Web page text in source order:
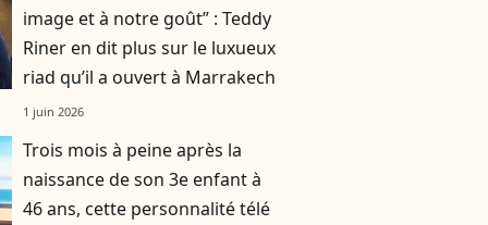
image et à notre goût” : Teddy
Riner en dit plus sur le luxueux
riad qu’il a ouvert à Marrakech
1 juin 2026
Trois mois à peine après la
naissance de son 3e enfant à
46 ans, cette personnalité télé